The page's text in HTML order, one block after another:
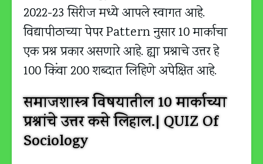
2022-23 सिरीज मध्ये आपले स्वागत आहे.
विद्यापीठाच्या पेपर Pattern नुसार 10 मार्काचा
एक प्रश्न प्रकार असणारे आहे. ह्या प्रश्नाचे उत्तर हे
100 किंवा 200 शब्दात लिहिणे अपेक्षित आहे.
समाजशास्त्र विषयातील 10 मार्काच्या
प्रश्नांचे उत्तर कसे लिहाल.| QUIZ Of
Sociology